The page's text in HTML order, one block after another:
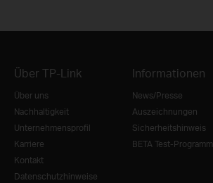
Über TP-Link
Über uns
Nachhaltigkeit
Unternehmensprofil
Karriere
Kontakt
Datenschutzhinweise
Informationen
News/Presse
Auszeichnungen
Sicherheitshinweis
BETA Test-Programm